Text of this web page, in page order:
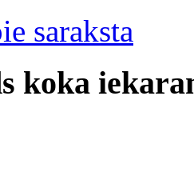
saraksta
koka